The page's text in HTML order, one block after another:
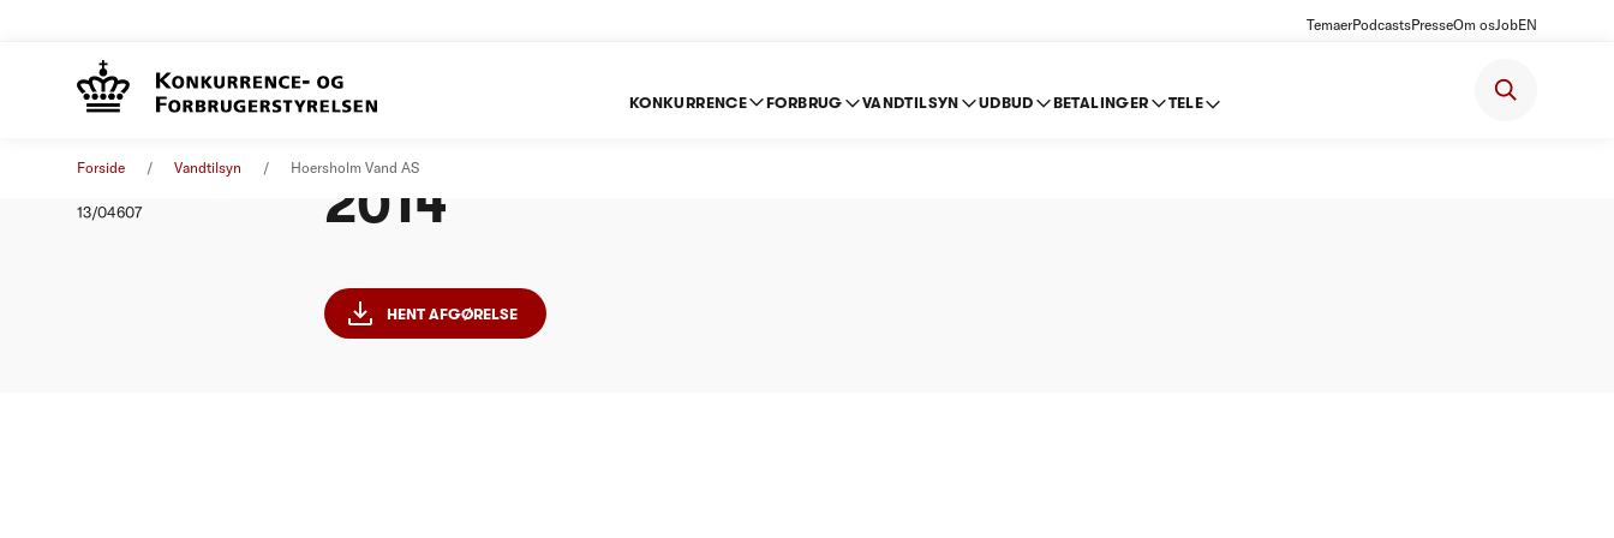
TemaerPodcastsPresseOm osJobEN
KONKURRENCE FORBRUG VANDTILSYN UDBUD BETALINGER TELE
Forside Vandtilsyn Hoersholm Vand AS
13/04607
2014
HENT AFGØRELSE